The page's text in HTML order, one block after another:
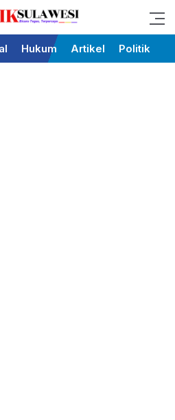
Sulawesi
Terpercaya
Hukum Artikel Politik